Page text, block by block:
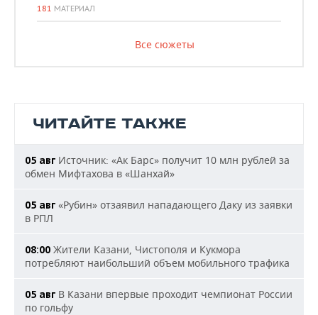
181 МАТЕРИАЛ
Все сюжеты
ЧИТАЙТЕ ТАКЖЕ
05 авг Источник: «Ак Барс» получит 10 млн рублей за
обмен Мифтахова в «Шанхай»
05 авг «Рубин» отзаявил нападающего Даку из заявки
в РПЛ
08:00 Жители Казани, Чистополя и Кукмора
потребляют наибольший объем мобильного трафика
05 авг В Казани впервые проходит чемпионат России
по гольфу